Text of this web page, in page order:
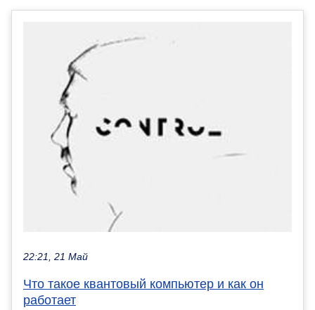
22:21, 21 Май
Что такое квантовый компьютер и как он
работает